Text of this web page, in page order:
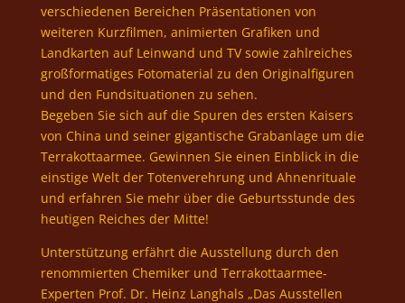
verschiedenen Bereichen Präsentationen von
weiteren Kurzfilmen, animierten Grafiken und
Landkarten auf Leinwand und TV sowie zahlreiches
großformatiges Fotomaterial zu den Originalfiguren
und den Fundsituationen zu sehen.
Begeben Sie sich auf die Spuren des ersten Kaisers
von China und seiner gigantische Grabanlage um die
Terrakottaarmee. Gewinnen Sie einen Einblick in die
einstige Welt der Totenverehrung und Ahnenrituale
und erfahren Sie mehr über die Geburtsstunde des
heutigen Reiches der Mitte!
Unterstützung erfährt die Ausstellung durch den
renommierten Chemiker und Terrakottaarmee-
Experten Prof. Dr. Heinz Langhals „Das Ausstellen